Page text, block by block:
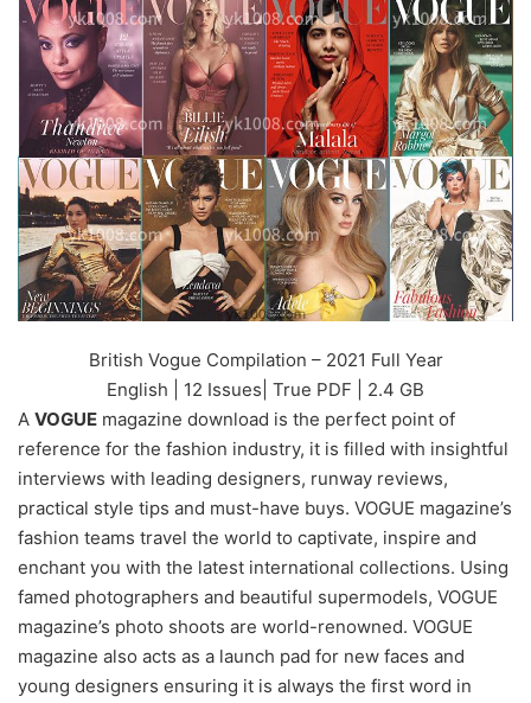
British Vogue Compilation – 2021 Full Year
English | 12 Issues| True PDF | 2.4 GB
A VOGUE magazine download is the perfect point of
reference for the fashion industry, it is filled with insightful
interviews with leading designers, runway reviews,
practical style tips and must-have buys. VOGUE magazine’s
fashion teams travel the world to captivate, inspire and
enchant you with the latest international collections. Using
famed photographers and beautiful supermodels, VOGUE
magazine’s photo shoots are world-renowned. VOGUE
magazine also acts as a launch pad for new faces and
young designers ensuring it is always the first word in